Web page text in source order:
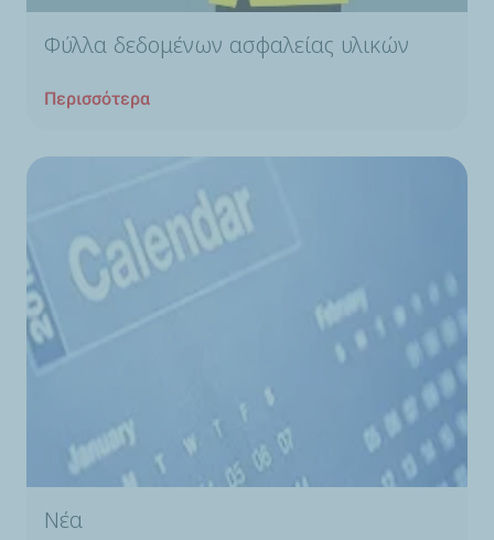
Φύλλα δεδομένων ασφαλείας υλικών
Περισσότερα
Νέα